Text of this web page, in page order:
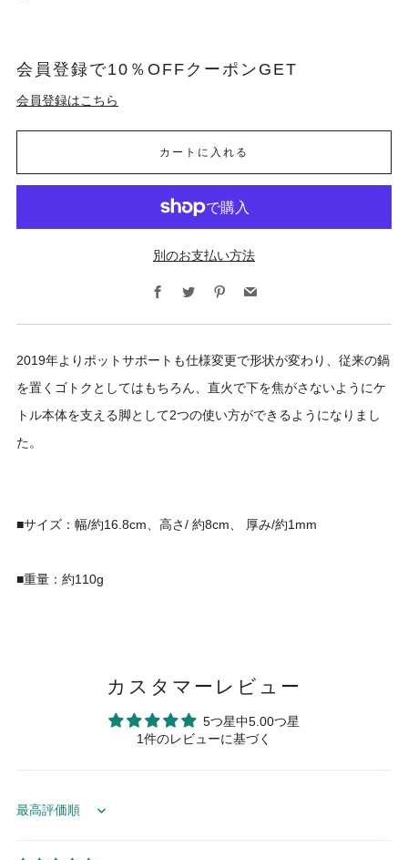
会員登録で10％OFFクーポンGET
会員登録はこちら
カートに入れる
別のお支払い方法
Facebook
Twitter Pinterest
2019年よりポットサポートも仕様変更で形状が変わり、従来の鍋
を置くゴトクとしてはもちろん、直火で下を焦がさないようにケ
トル本体を支える脚として2つの使い方ができるようになりまし
た。
■サイズ：幅/約16.8cm、 高さ/ 約8cm、 厚み/約1mm
■重量：約110g
カスタマーレビュー
5つ星中5.00つ星
1件のレビューに基づく
Sort by